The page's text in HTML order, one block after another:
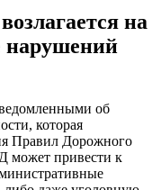
на
нарушений
об
которая
Правил Дорожного
привести к